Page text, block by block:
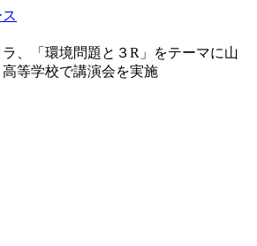
、「環境問題と３R」をテーマに山
等学校で講演会を実施